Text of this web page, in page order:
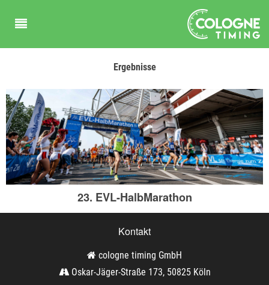
Ergebnisse
23. EVL-HalbMarathon
Kontakt
cologne timing GmbH
Oskar-Jäger-Straße 173, 50825 Köln